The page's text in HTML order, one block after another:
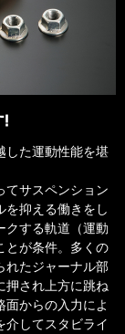
!
した運動性能を堪
てサスペンション
を抑える働きをし
クする軌道（運動
とが条件。多くの
れたジャーナル部
押され上方に跳ね
面からの入力によ
介してスタビライ